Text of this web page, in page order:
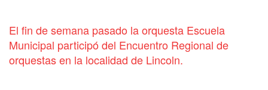
El fin de semana pasado la orquesta Escuela
Municipal participó del Encuentro Regional de
orquestas en la localidad de Lincoln.